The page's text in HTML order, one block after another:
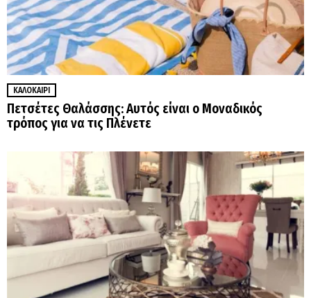
ΚΑΛΟΚΑΊΡΙ
Πετσέτες Θαλάσσης: Αυτός είναι ο Μοναδικός
τρόπος για να τις Πλένετε